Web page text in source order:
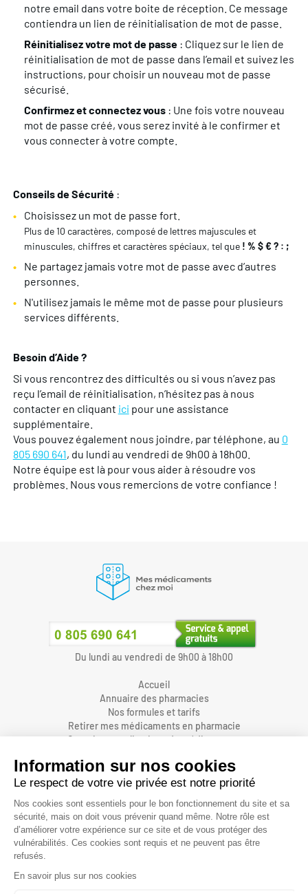
notre email dans votre boite de réception. Ce message
contiendra un lien de réinitialisation de mot de passe.
Réinitialisez votre mot de passe: Cliquez sur le lien de
réinitialisation de mot de passe dans l’email et suivez les
instructions, pour choisir un nouveau mot de passe
sécurisé.
Confirmez et connectez vous: Une fois votre nouveau
mot de passe créé, vous serez invité à le confirmer et
vous connecter à votre compte.
Conseils de Sécurité:
Choisissez un mot de passe fort.
Plus de 10 caractères, composé de lettres majuscules et
minuscules, chiffres et caractères spéciaux, tel que ! % $ € ? : ;
Ne partagez jamais votre mot de passe avec d’autres
personnes.
N'utilisez jamais le même mot de passe pour plusieurs
services différents.
Besoin d’Aide ?
Si vous rencontrez des difficultés ou si vous n’avez pas
reçu l’email de réinitialisation, n’hésitez pas à nous
contacter en cliquant ici pour une assistance
supplémentaire.
Vous pouvez également nous joindre, par téléphone, au 0
805 690 641, du lundi au vendredi de 9h00 à 18h00.
Notre équipe est là pour vous aider à résoudre vos
problèmes. Nous vous remercions de votre confiance !
Du lundi au vendredi de 9h00 à 18h00
Accueil
Annuaire des pharmacies
Nos formules et tarifs
Retirer mes médicaments en pharmacie
Organiser une livraison de médicaments
Accès pharmaciens
Accès aidants
Aide et FAQ
Nous contacter
Accessibilité
Mentions légales
Protection des données personnelles